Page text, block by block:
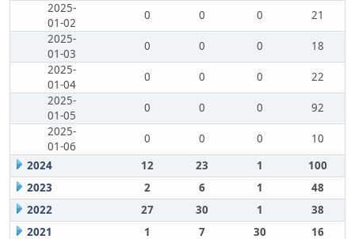
2025-
01-02
0 0 0
21
2025-
01-03
0 0 0
18
2025-
01-04
0 0 0
22
2025-
01-05
0 0 0
92
2025-
01-06
0 0 0
10
2024
12 23 1
100
2023
2 6 1
48
2022
27 30 1
38
2021
1 7 30 16